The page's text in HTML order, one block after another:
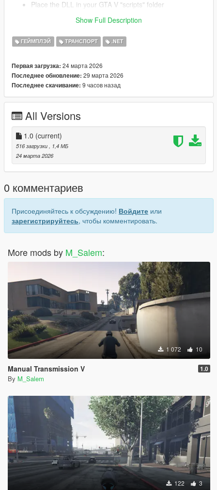
Place the DLL in your GTA V "scripts" folder
Credits:Developed by M_Salem
Show Full Description
ГЕЙМПЛЭЙ ТРАНСПОРТ .NET
Первая загрузка: 24 марта 2026
Последнее обновление: 29 марта 2026
Последнее скачивание: 9 часов назад
All Versions
1.0 (current)
516 загрузки
, 1,4 МБ
24 марта 2026
0 комментариев
Присоединяйтесь к обсуждению! Войдите или
зарегистрируйтесь, чтобы комментировать.
More mods by M_Salem:
1 072 10
Manual Transmission V 1.0
By M_Salem
122 3